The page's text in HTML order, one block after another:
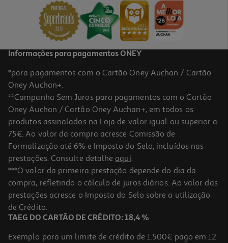
549,99 €
5.0
Trotinete Navee Nt5 Max
649.99 €/un
649,99 €
Informações para pagamentos ONEY
*para pagamentos com o Cartão Oney Auchan / Cartão
Oney Auchan+.
**Campanha Sem Juros para pagamentos com o Cartão
Oney Auchan / Cartão Oney Auchan+, em todos os
produtos assinalados na Loja de valor igual ou superior a
75€. Ao valor da compra acresce Comissão de
Formalização até 6% e Imposto do Selo, incluídos nas
prestações. Consulte detalhe aqui.
***O valor da primeira prestação depende do dia da
compra, refletindo o cálculo de juros diários. Ao valor das
prestações acresce o Imposto do Selo sobre a utilização
de Crédito.
TAEG DO CARTÃO DE CRÉDITO: 18,4 %
Exemplo para um limite de crédito de 1.500€ pago em 12